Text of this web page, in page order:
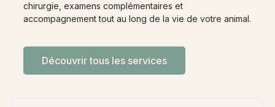
chirurgie, examens complémentaires et
accompagnement tout au long de la vie de votre animal.
Découvrir tous les services